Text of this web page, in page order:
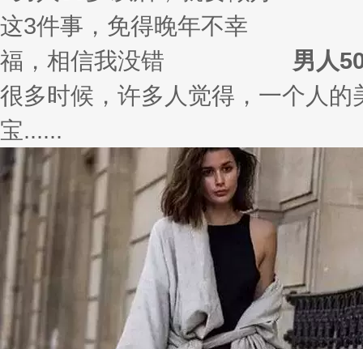
男人
很多时候，许多人觉得，一个人
宝......